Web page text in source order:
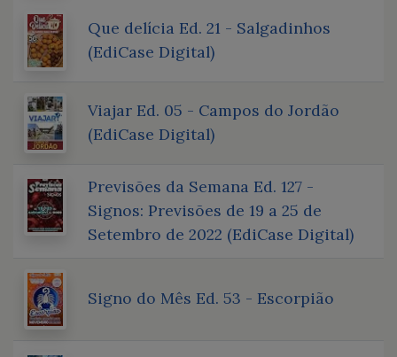
Que delícia Ed. 21 - Salgadinhos
(EdiCase Digital)
Viajar Ed. 05 - Campos do Jordão
(EdiCase Digital)
Previsões da Semana Ed. 127 -
Signos: Previsões de 19 a 25 de
Setembro de 2022 (EdiCase Digital)
Signo do Mês Ed. 53 - Escorpião